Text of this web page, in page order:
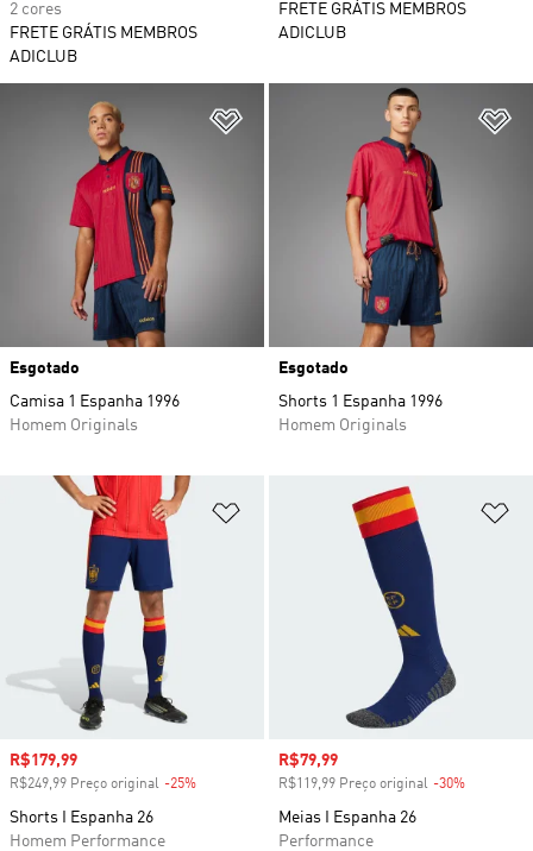
2 cores
FRETE GRÁTIS MEMBROS
ADICLUB
FRETE GRÁTIS MEMBROS
ADICLUB
Adicionar à Lista de Desejos
Esgotado
Camisa 1 Espanha 1996
Homem Originals
Esgotado
Shorts 1 Espanha 1996
Homem Originals
Adicionar à Lista de Desejos
Preço com desconto
R$179,99
R$249,99 Preço original -25%
Shorts I Espanha 26
Homem Performance
Preço com desconto
R$79,99
R$119,99 Preço original -30%
Meias I Espanha 26
Performance